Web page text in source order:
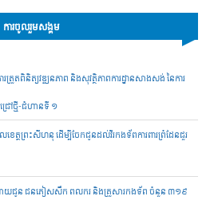
ការចូលរួមសង្គម
រត្រួតពិនិត្យវឌ្ឍនភាព និងសុវត្ថិភាពការដ្ឋានសាងសង់ នៃការ
រៅថ្មី-ជំហានទី ១
េត្តព្រះសីហនុ ដើម្បីចែកជូនដល់វីរកងទ័ពការពារព្រំដែនជួរ
ជូន ជនភៀសសឹក ពលករ និងគ្រួសារកងទ័ព ចំនួន ៣១៩